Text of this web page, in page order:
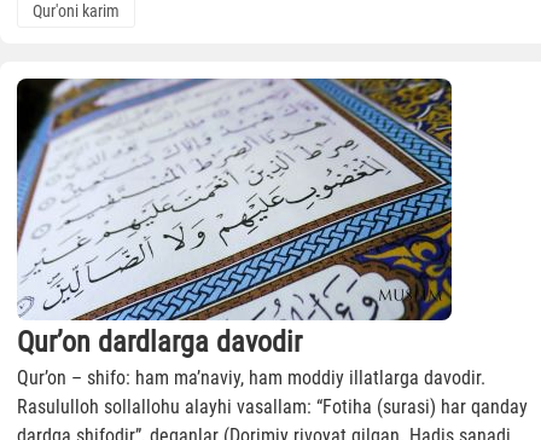
Qur'oni karim
Qur’on dardlarga davodir
Qur’on – shifo: ham ma’naviy, ham moddiy illatlarga davodir.
Rasululloh sollallohu alayhi vasallam: “Fotiha (surasi) har qanday